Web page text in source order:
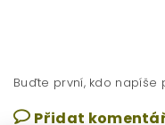
Buďte první, kdo napíše
Přidat